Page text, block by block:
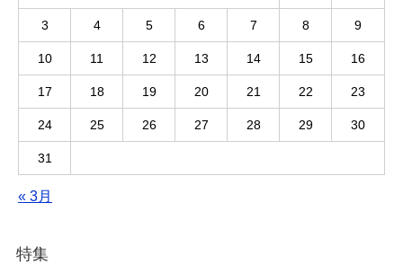
3 4 5 6 7 8 9
10 11 12 13 14 15 16
17 18 19 20 21 22 23
24 25 26 27 28 29 30
31
« 3月
特集